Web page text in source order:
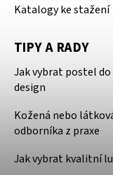
Katalogy ke stažení
TIPY A RADY
Jak vybrat postel
design
Kožená nebo
odborníka z praxe
Jak vybrat kvalitní